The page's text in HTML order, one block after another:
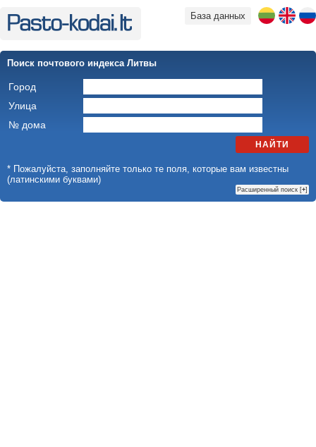
База данных
Поиск почтового индекса Литвы
Город
Улица
№ дома
НАЙТИ
* Пожалуйста, заполняйте только те поля, которые вам известны
(латинскими буквами)
Расширенный поиск [+]